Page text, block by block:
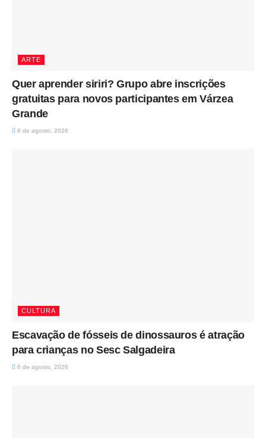
ARTE
Quer aprender siriri? Grupo abre inscrições
gratuitas para novos participantes em Várzea
Grande
6 de agosto, 2026
CULTURA
Escavação de fósseis de dinossauros é atração
para crianças no Sesc Salgadeira
6 de agosto, 2026